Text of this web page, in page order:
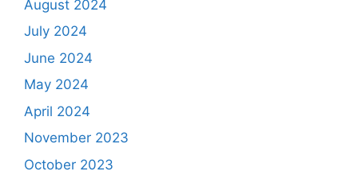
August 2024
July 2024
June 2024
May 2024
April 2024
November 2023
October 2023